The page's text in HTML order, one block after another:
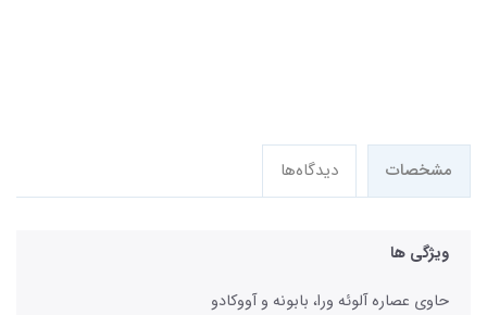
مشخصات دیدگاه‌ها
ویژگی ها
حاوی عصاره آلوئه ورا، بابونه و آووکادو